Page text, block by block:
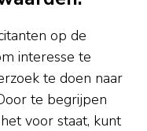
op de
interesse te
te doen naar
te begrijpen
voor staat, kunt